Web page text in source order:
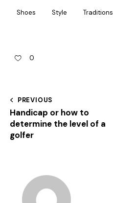
Shoes Style Traditions
0
PREVIOUS
Handicap or how to
determine the level of a
golfer